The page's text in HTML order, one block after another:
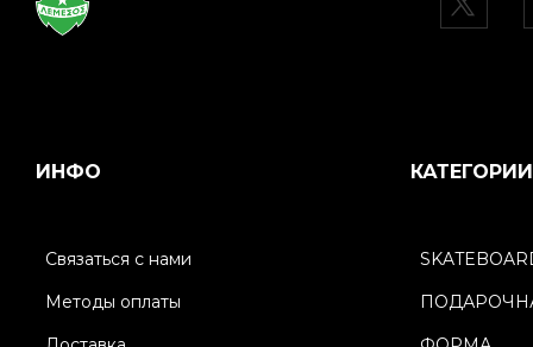
ИНФО
Связаться с нами
Методы оплаты
КАТЕГОРИИ